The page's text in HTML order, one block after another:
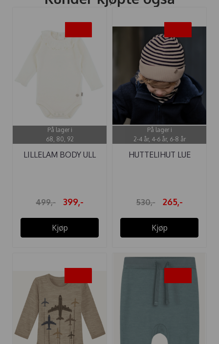
På lager i
68, 80, 92
LILLELAM BODY ULL
499,- 399,-
Kjøp
På lager i
2-4 år, 4-6 år, 6-8 år
HUTTELIHUT LUE
530,- 265,-
Kjøp